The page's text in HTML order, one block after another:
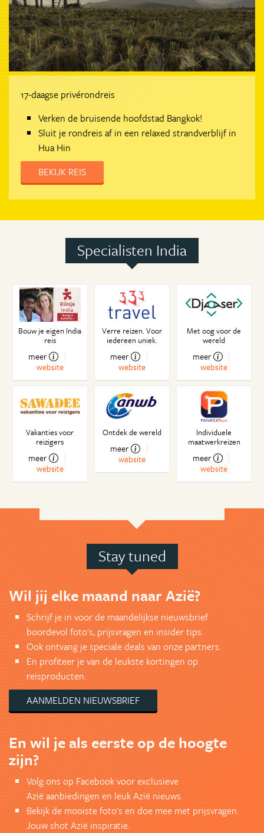
17-daagse privérondreis
Verken de bruisende hoofdstad Bangkok!
Sluit je rondreis af in een relaxed strandverblijf in
Hua Hin
BEKIJK REIS
Specialisten India
Bouw je eigen India
reis
meer
website
Verre reizen. Voor
iedereen uniek.
meer
website
Met oog voor de
wereld
meer
website
Vakanties voor
reizigers
meer
website
Ontdek de wereld
meer
website
Individuele
maatwerkreizen
meer
website
Stay tuned
Wil jij elke maand naar Azië?
Schrijf je in voor de maandelijkse nieuwsbrief
boordevol foto's, prijsvragen en insider tips.
Ook ontvang je speciale deals van onze partners.
En profiteer je van de leukste kortingen op
reisproducten.
AANMELDEN NIEUWSBRIEF
En wil je als eerste op de hoogte
zijn?
Volg ons op Facebook voor exclusieve
Azië aanbiedingen en leuk Azië nieuws.
Bekijk de mooiste foto's en doe mee met prijsvragen.
Jouw shot Azië inspiratie.